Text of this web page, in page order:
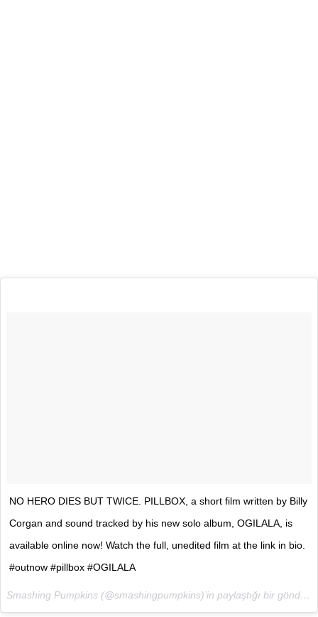
NO HERO DIES BUT TWICE. PILLBOX, a short film written by Billy
Corgan and sound tracked by his new solo album, OGILALA, is
available online now! Watch the full, unedited film at the link in bio.
#outnow #pillbox #OGILALA
Smashing Pumpkins (@smashingpumpkins)’in paylaştığı bir gönderi (